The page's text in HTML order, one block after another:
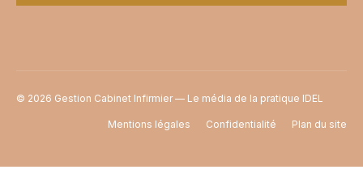
© 2026 Gestion Cabinet Infirmier — Le média de la pratique IDEL
Mentions légales Confidentialité Plan du site